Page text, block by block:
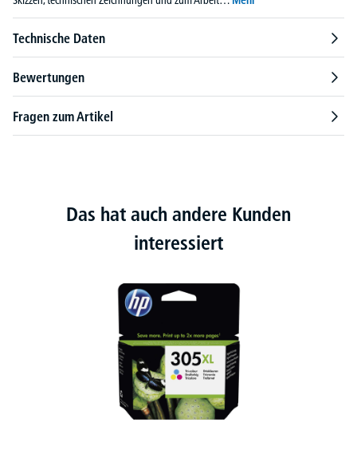
Technische Daten
Bewertungen
Fragen zum Artikel
Das hat auch andere Kunden
interessiert